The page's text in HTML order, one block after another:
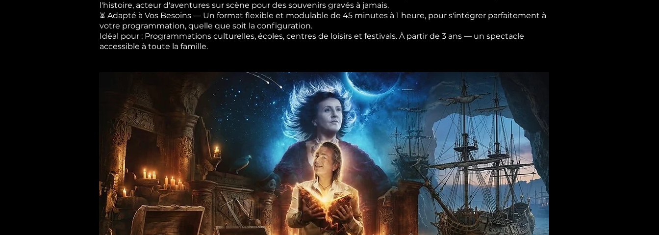
l'histoire, acteur d'aventures sur scène pour des souvenirs gravés à jamais.
⏳ Adapté à Vos Besoins — Un format flexible et modulable de 45 minutes à 1 heure, pour s'intégrer parfaitement à
votre programmation, quelle que soit la configuration.
Idéal pour : Programmations culturelles, écoles, centres de loisirs et festivals. À partir de 3 ans — un spectacle
accessible à toute la famille.